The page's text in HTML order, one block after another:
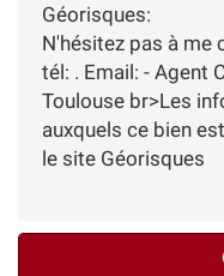
Géorisques:
N'hésitez pas à me
tél: . Email: - Agent
Toulouse br>Les
auxquels ce bien
le site Géorisques